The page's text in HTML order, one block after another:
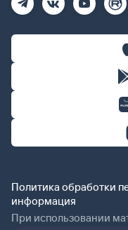
Политика обработки
информация
При использовании